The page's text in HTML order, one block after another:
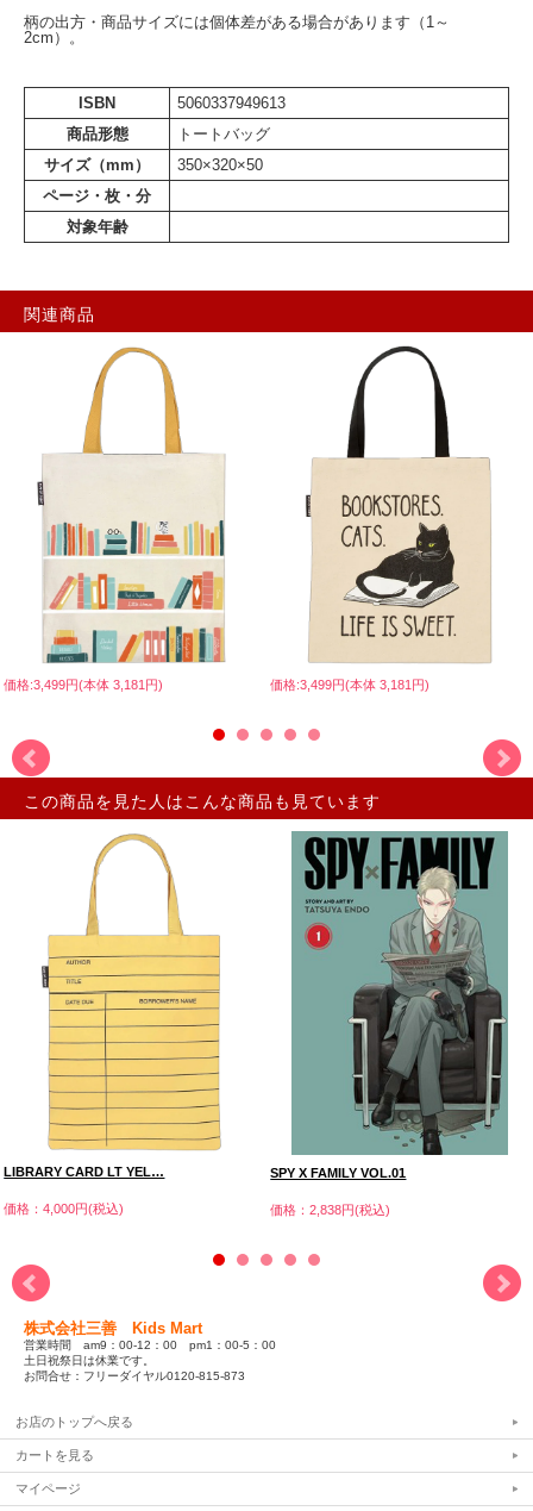
柄の出方・商品サイズには個体差がある場合があります（1～
2cm）。
ISBN
5060337949613
商品形態
トートバッグ
サイズ（mm）
350×320×50
ページ・枚・分
対象年齢
関連商品
価格:3,499円(本体 3,181円) 価格:3,499円(本体 3,181円)
この商品を見た人はこんな商品も見ています
LIBRARY CARD LT YEL…
価格：4,000円(税込)
SPY X FAMILY VOL.01
価格：2,838円(税込)
株式会社三善 Kids Mart
営業時間 am9：00-12：00 pm1：00-5：00
土日祝祭日は休業です。
お問合せ：フリーダイヤル0120-815-873
お店のトップへ戻る
カートを見る
マイページ